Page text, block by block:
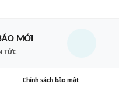
MỚI
TỨC
Chính sách bảo mật